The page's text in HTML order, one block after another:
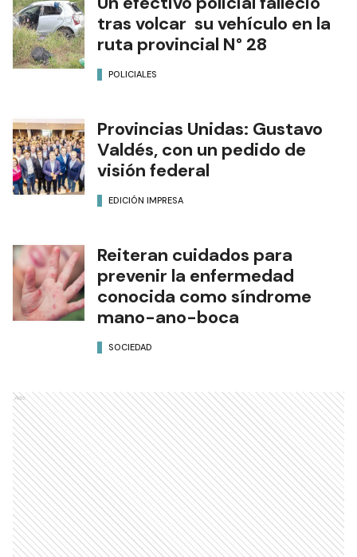
tras volcar su vehículo en la
ruta provincial N° 28
POLICIALES
Provincias Unidas: Gustavo
Valdés, con un pedido de
visión federal
EDICIÓN IMPRESA
Reiteran cuidados para
prevenir la enfermedad
conocida como síndrome
mano-ano-boca
SOCIEDAD
Ads